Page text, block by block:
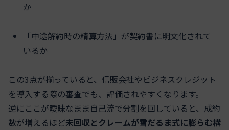
か
「中途解約時の精算方法」が契約書に明文化されて
いるか
この3点が揃っていると、信販会社やビジネスクレジット
を導入する際の審査でも、評価されやすくなります。
逆にここが曖昧なまま自己流で分割を回していると、成約
数が増えるほど未回収とクレームが雪だるま式に膨らむ構